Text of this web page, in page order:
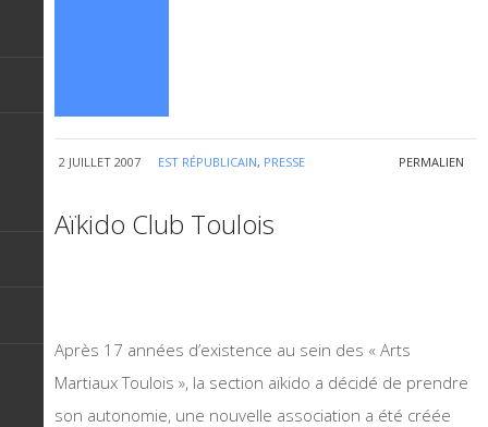
2 JUILLET 2007 EST RÉPUBLICAIN, PRESSE PERMALIEN
Aïkido Club Toulois
Après 17 années d’existence au sein des « Arts
Martiaux Toulois », la section aïkido a décidé de prendre
son autonomie, une nouvelle association a été créée